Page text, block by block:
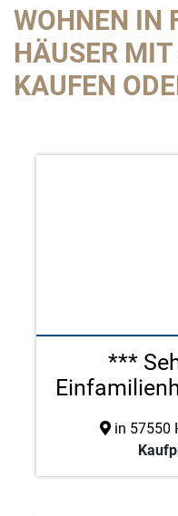
WOHNEN IN
HÄUSER
KAUFEN
***
in 57550